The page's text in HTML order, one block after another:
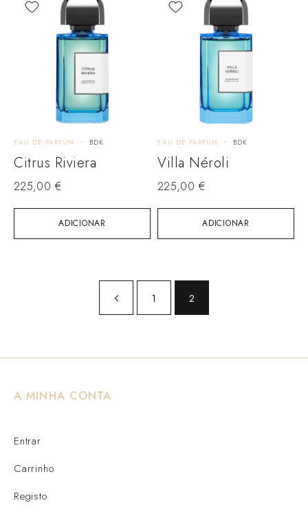
ADICIONAR
EAU DE PARFUM BDK
Citrus Riviera
225,00 €
ADICIONAR
EAU DE PARFUM BDK
Villa Néroli
225,00 €
1 2
A MINHA CONTA
Entrar
Carrinho
Registo